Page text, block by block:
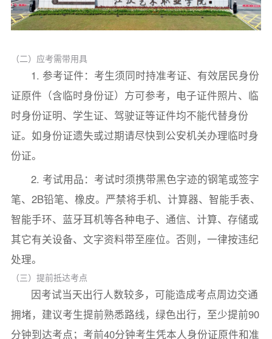
（二）应考需带用具
1. 参考证件：考生须同时持准考证、有效居民身份
证原件（含临时身份证）方可参考，电子证件照片、临
时身份证明、学生证、驾驶证等证件均不能代替身份
证。如身份证遗失或过期请尽快到公安机关办理临时身
份证。
2. 考试用品：考试时须携带黑色字迹的钢笔或签字
笔、2B铅笔、橡皮。严禁将手机、计算器、智能手表、
智能手环、蓝牙耳机等各种电子、通信、计算、存储或
其它有关设备、文字资料带至座位。否则，一律按违纪
处理。
（三）提前抵达考点
因考试当天出行人数较多，可能造成考点周边交通
拥堵，建议考生提前熟悉路线，绿色出行，至少提前90
分钟到达考点；考前40分钟考生凭本人身份证原件和准